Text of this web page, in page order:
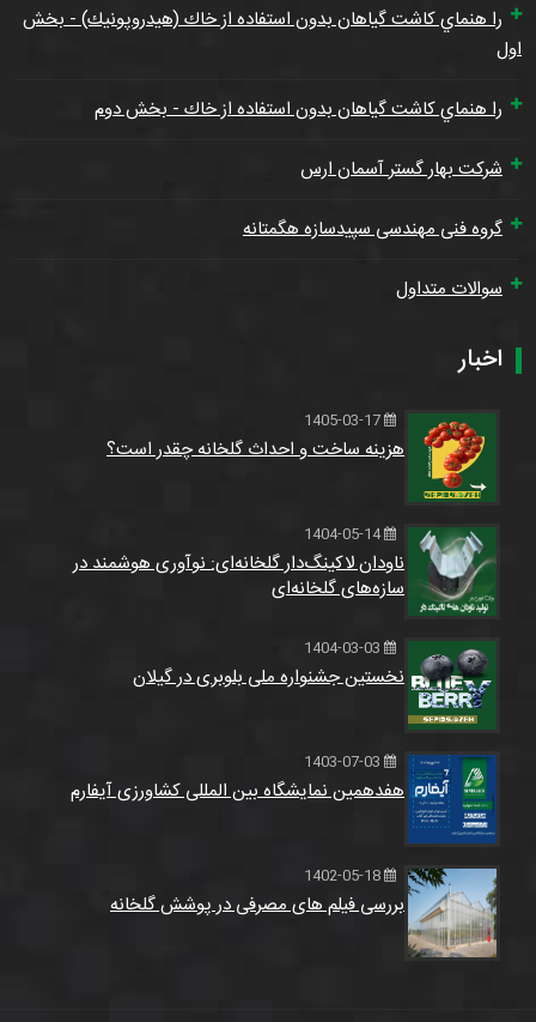
را هنماي كاشت گياهان بدون استفاده از خاك (هيدروپونيك) - بخش
اول
را هنماي كاشت گياهان بدون استفاده از خاك - بخش دوم
شرکت بهار گستر آسمان ارس
گروه فنی مهندسی سپیدسازه هگمتانه
سوالات متداول
اخبار
هزینه ساخت و احداث گلخانه چقدر است؟
1404-05-14
ناودان لاکینگ‌دار گلخانه‌ای: نوآوری هوشمند در
سازه‌های گلخانه‌ای
نخستین جشنواره ملی بلوبری در گیلان
هفدهمین نمایشگاه بین المللی کشاورزی آیفارم
بررسی فیلم های مصرفی در پوشش گلخانه